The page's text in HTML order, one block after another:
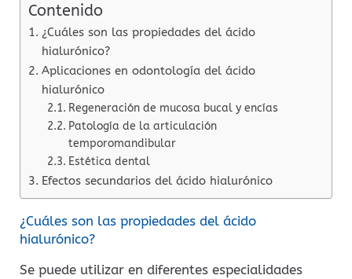
Contenido
¿Cuáles son las propiedades del ácido
hialurónico?
Aplicaciones en odontología del ácido
hialurónico
Regeneración de mucosa bucal y encías
Patología de la articulación
temporomandibular
Estética dental
Efectos secundarios del ácido hialurónico
¿Cuáles son las propiedades del ácido
hialurónico?
Se puede utilizar en diferentes especialidades